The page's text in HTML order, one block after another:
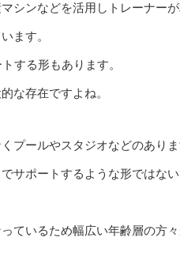
シンなどを活用しトレーナー
ます。
する形もあります。
な存在ですよね。
プールやスタジオなどのありま
サポートするような形ではな
ているため幅広い年齢層の方々